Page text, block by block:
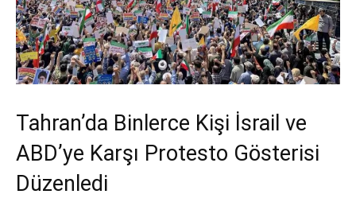
Tahran’da Binlerce Kişi İsrail ve
ABD’ye Karşı Protesto Gösterisi
Düzenledi